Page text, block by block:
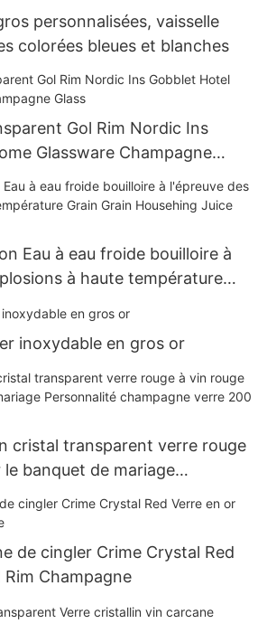
personnalisées, vaisselle
colorées bleues et blanches
Gol Rim Nordic Ins
Glassware Champagne
Eau à eau froide bouilloire à
à haute température
Juice Water tasse
inoxydable en gros or
cristal transparent verre rouge
banquet de mariage
verre 200 ml-500 ml
de cingler Crime Crystal Red
Champagne